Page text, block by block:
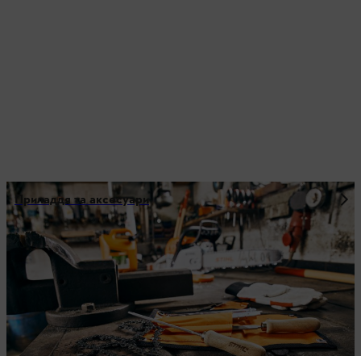
Приладдя та аксесуари